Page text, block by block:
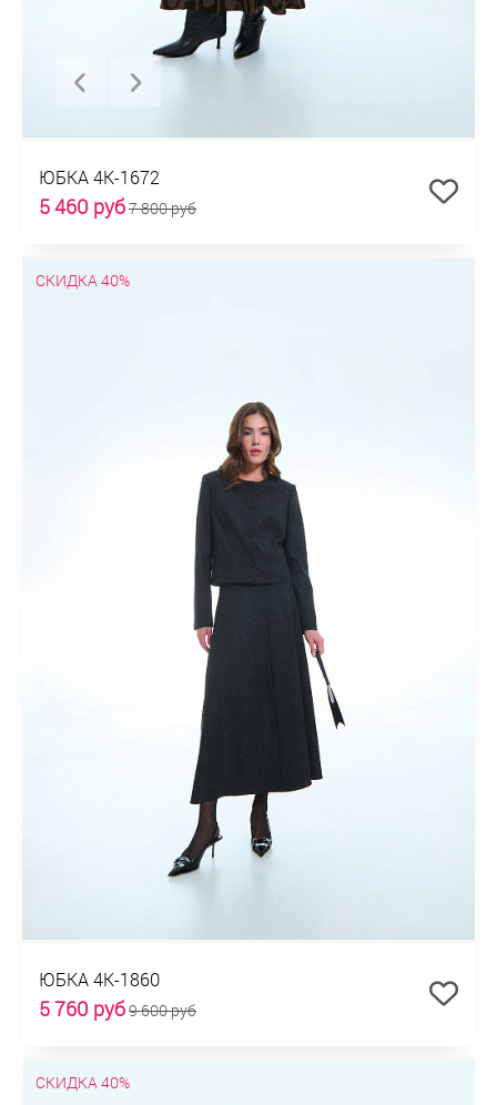
ЮБКА 4К-1672
5 460 руб7 800 руб
СКИДКА 40%
ЮБКА 4К-1860
5 760 руб9 600 руб
СКИДКА 40%